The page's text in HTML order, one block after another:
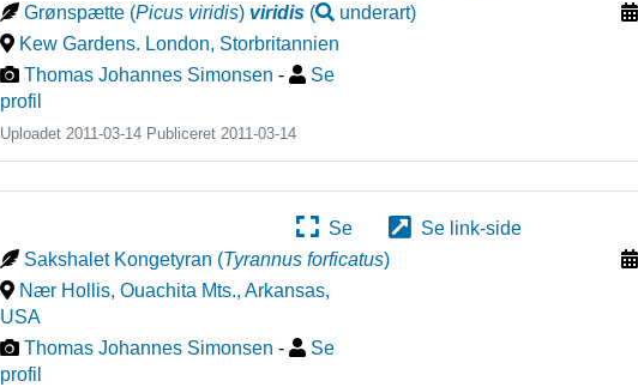
Grønspætte (Picus viridis) viridis ( underart)
Kew Gardens. London, Storbritannien
Thomas Johannes Simonsen -
Se
profil
Uploadet 2011-03-14 Publiceret2011-03-14
Se
Se link-side
Sakshalet Kongetyran (Tyrannus forficatus)
Nær Hollis, Ouachita Mts., Arkansas,
USA
Thomas Johannes Simonsen -
Se
profil